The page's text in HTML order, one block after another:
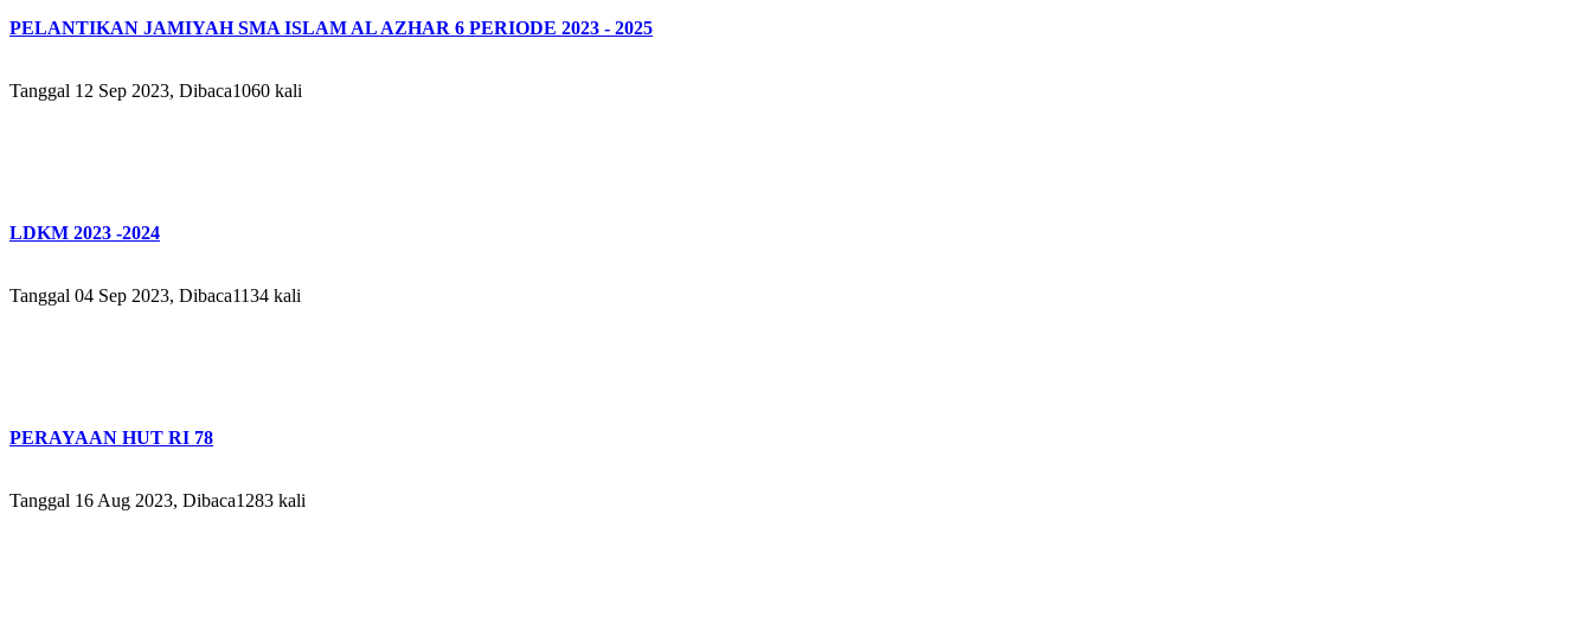
PELANTIKAN JAMIYAH SMA ISLAM AL AZHAR 6 PERIODE 2023 - 2025
Tanggal 12 Sep 2023, Dibaca1060 kali
LDKM 2023 -2024
Tanggal 04 Sep 2023, Dibaca1134 kali
PERAYAAN HUT RI 78
Tanggal 16 Aug 2023, Dibaca1283 kali